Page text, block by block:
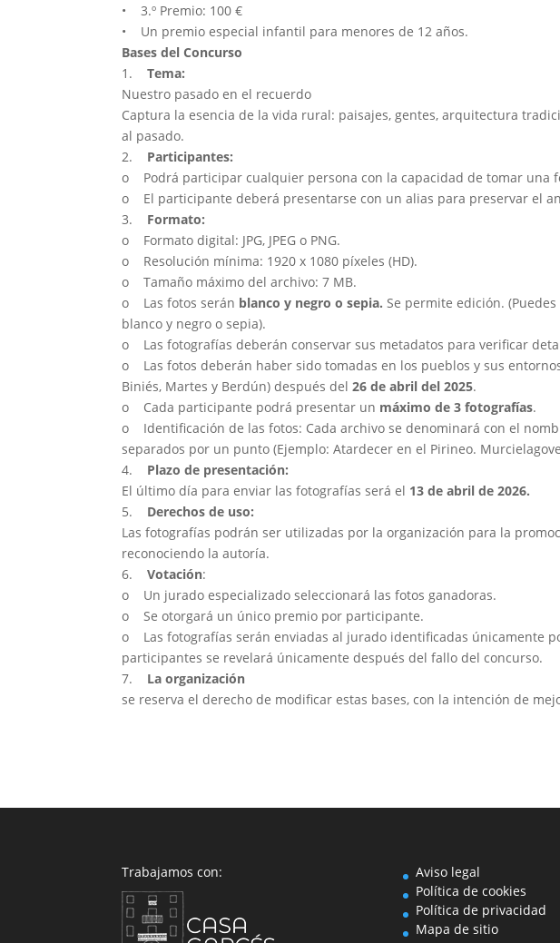
• 3.º Premio: 100 €
• Un premio especial infantil para menores de 12 años.
Bases del Concurso
1.Tema:
Nuestro pasado en el recuerdo
Captura la esencia de la vida rural: paisajes, gentes, arquitectura
al pasado.
2. Participantes:
o Podrá participar cualquier persona con la capacidad de tomar una
o El participante deberá presentarse con un alias para preservar el
3.
Formato:
o Formato digital: JPG, JPEG o PNG.
o Resolución mínima: 1920 x 1080 píxeles (HD).
o Tamaño máximo del archivo: 7 MB.
o Las fotos serán blanco y negro o sepia. Se permite edición.
blanco y negro o sepia).
o Las fotografías deberán conservar sus metadatos para verificar
o Las fotos deberán haber sido tomadas en los pueblos y sus
Biniés, Martes y Berdún) después del26 de abril del 2025.
o Cada participante podrá presentar un máximo de 3 fotografías.
o Identificación de las fotos: Cada archivo se denominará con el
separados por un punto (Ejemplo: Atardecer en el Pirineo.
4. Plazo de presentación:
El último día para enviar las fotografías será el 13 de abril de 2026.
5. Derechos de uso:
Las fotografías podrán ser utilizadas por la organización para la
reconociendo la autoría.
6.Votación:
o Un jurado especializado seleccionará las fotos ganadoras.
o Se otorgará un único premio por participante.
o Las fotografías serán enviadas al jurado identificadas únicamente
participantes se revelará únicamente después del fallo del concurso.
7.
La organización
se reserva el derecho de modificar estas bases, con la intención de
Trabajamos con:
Aviso legal
Política de cookies
Política de privacidad
Mapa de sitio